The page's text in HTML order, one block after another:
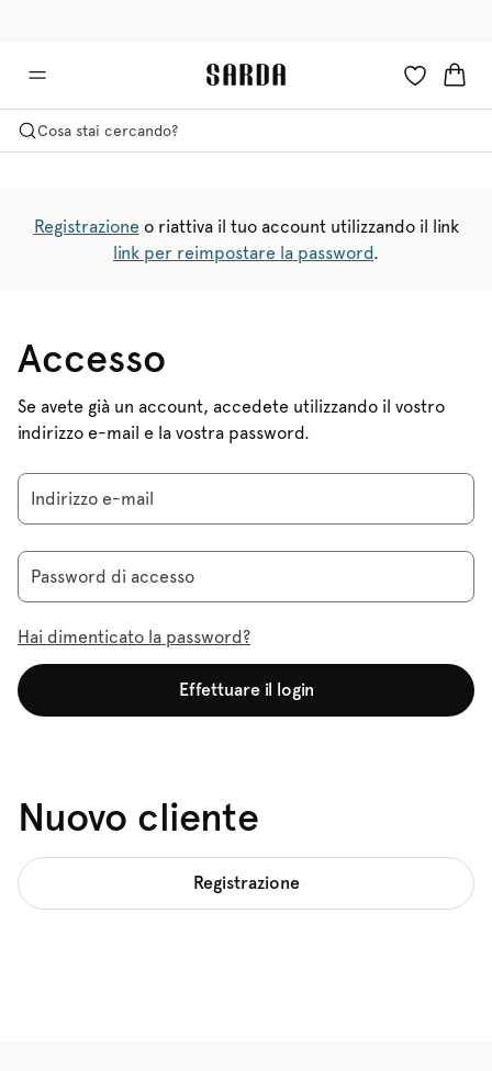
Cosa stai cercando?
Registrazioneo riattiva il tuo account utilizzando il link
link per reimpostare la password.
Accesso
Se avete già un account, accedete utilizzando il vostro
indirizzo e-mail e la vostra password.
Indirizzo e-mail
Password di accesso
Hai dimenticato la password?
Effettuare il login
Nuovo cliente
Registrazione